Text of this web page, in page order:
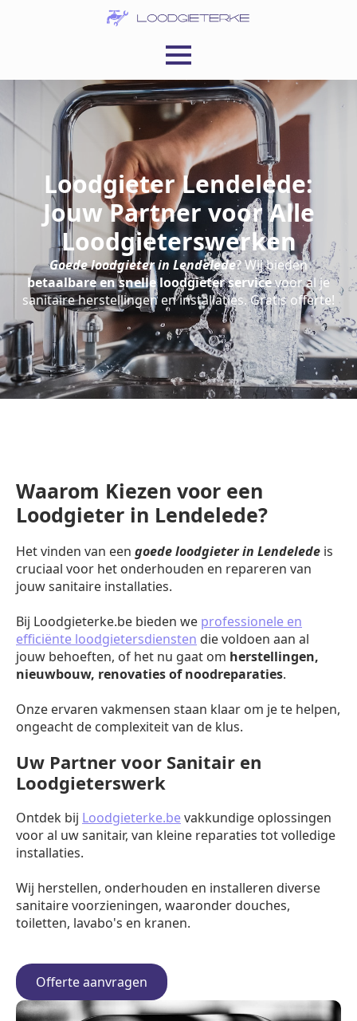
Loodgieter Lendelede:
Jouw Partner voor Alle
Loodgieterswerken
Goede loodgieter in Lendelede? Wij bieden
betaalbare en snelle loodgieter servicevoor al je
sanitaire herstellingen en installaties. Gratis offerte!
Waarom Kiezen voor een
Loodgieter in Lendelede?
Het vinden van een goede loodgieter in Lendelede is
cruciaal voor het onderhouden en repareren van
jouw sanitaire installaties.
Bij Loodgieterke.be bieden we professionele en
efficiënte loodgietersdiensten die voldoen aan al
jouw behoeften, of het nu gaat om herstellingen,
nieuwbouw, renovaties of noodreparaties.
Onze ervaren vakmensen staan klaar om je te helpen,
ongeacht de complexiteit van de klus.
Uw Partner voor Sanitair en
Loodgieterswerk
Ontdek bij Loodgieterke.bevakkundige oplossingen
voor al uw sanitair, van kleine reparaties tot volledige
installaties.
Wij herstellen, onderhouden en installeren diverse
sanitaire voorzieningen, waaronder douches,
toiletten, lavabo's en kranen.
Offerte aanvragen